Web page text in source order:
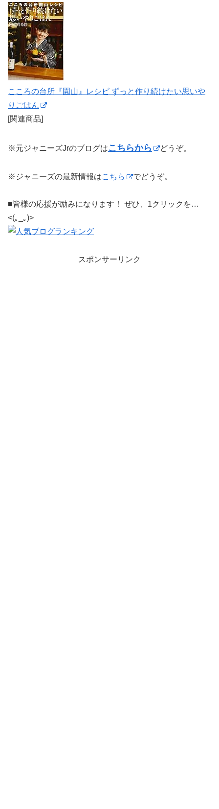
こころの台所『園山』レシピ ずっと作り続けたい思いや
りごはん
[関連商品]
※元ジャニーズJrのブログはこちらから どうぞ。
※ジャニーズの最新情報はこちら でどうぞ。
■皆様の応援が励みになります！ ぜひ、1クリックを…
<(｡_｡)>
スポンサーリンク